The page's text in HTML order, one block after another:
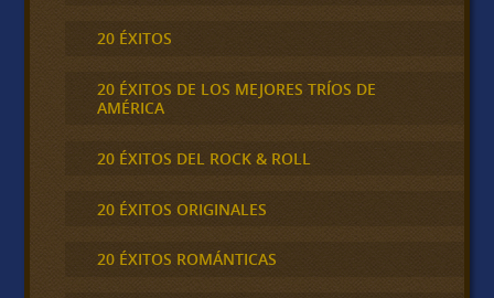
20 ÉXITOS
20 ÉXITOS DE LOS MEJORES TRÍOS DE
AMÉRICA
20 ÉXITOS DEL ROCK & ROLL
20 ÉXITOS ORIGINALES
20 ÉXITOS ROMÁNTICAS